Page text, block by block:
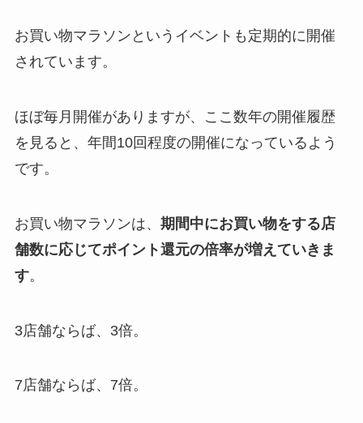
お買い物マラソンというイベントも定期的に開催
されています。
ほぼ毎月開催がありますが、ここ数年の開催履歴
を見ると、年間10回程度の開催になっているよう
です。
お買い物マラソンは、 期間中にお買い物をする店
舗数に応じてポイント還元の倍率が増えていきま
す。
3店舗ならば、3倍。
7店舗ならば、7倍。